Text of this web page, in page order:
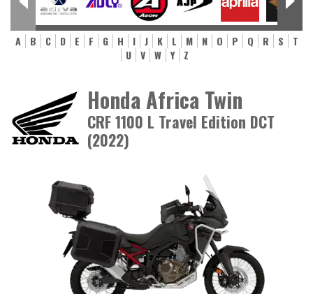
A B C D E F G H I J K L M N O P Q R S
T
U
V W Y Z
Honda Africa Twin
CRF 1100 L Travel Edition DCT
(2022)